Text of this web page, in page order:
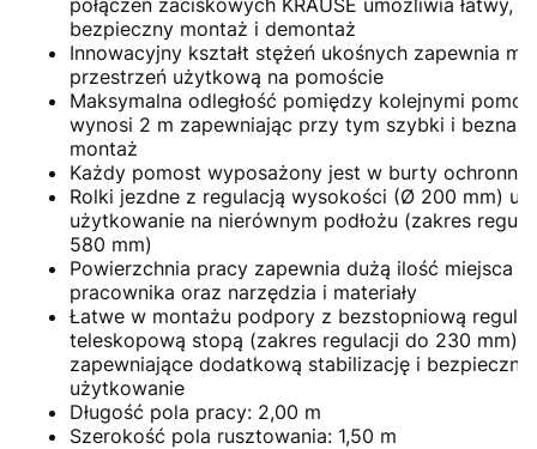
połączeń zaciskowych KRAUSE umożliwia łatwy,
bezpieczny montaż i demontaż
Innowacyjny kształt stężeń ukośnych zapewnia
przestrzeń użytkową na pomoście
Maksymalna odległość pomiędzy kolejnymi
wynosi 2 m zapewniając przy tym szybki i
montaż
Każdy pomost wyposażony jest w burty ochronne
Rolki jezdne z regulacją wysokości (Ø 200 mm)
użytkowanie na nierównym podłożu (zakres
580 mm)
Powierzchnia pracy zapewnia dużą ilość miejsca
pracownika oraz narzędzia i materiały
Łatwe w montażu podpory z bezstopniową
teleskopową stopą (zakres regulacji do 230 mm)
zapewniające dodatkową stabilizację i bezpieczne
użytkowanie
Długość pola pracy: 2,00 m
Szerokość pola rusztowania: 1,50 m